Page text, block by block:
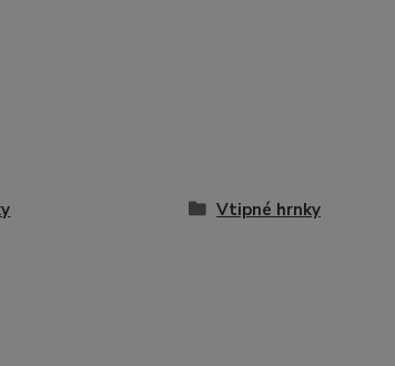
Vtipné hrnky